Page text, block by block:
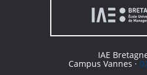
IAE
Campus Vannes ·